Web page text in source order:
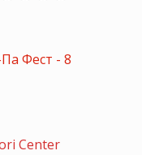
Фест - 8
Center